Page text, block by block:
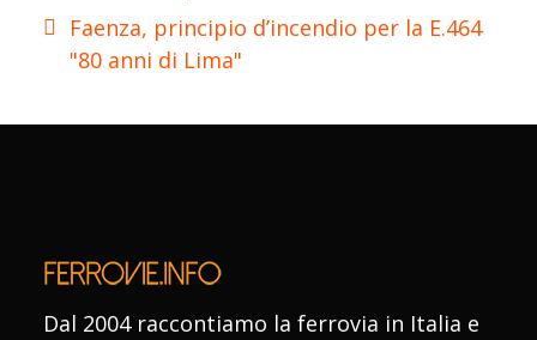
Faenza, principio d’incendio per la E.464
"80 anni di Lima"
Dal 2004 raccontiamo la ferrovia in Italia e